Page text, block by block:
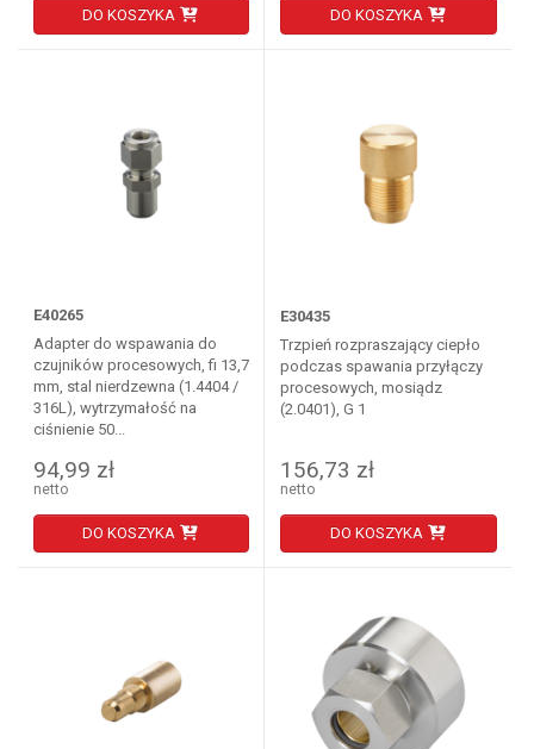
DO KOSZYKA DO KOSZYKA
E40265
Adapter do wspawania do
czujników procesowych, fi 13,7
mm, stal nierdzewna (1.4404 /
316L), wytrzymałość na
ciśnienie 50...
94,99 zł
netto
DO KOSZYKA
E30435
Trzpień rozpraszający ciepło
podczas spawania przyłączy
procesowych, mosiądz
(2.0401), G 1
156,73 zł
netto
DO KOSZYKA